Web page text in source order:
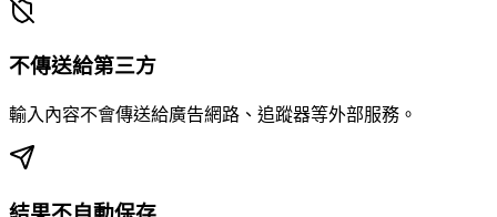
不傳送給第三方
輸入內容不會傳送給廣告網路、追蹤器等外部服務。